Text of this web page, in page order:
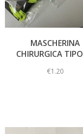
MASCHERINA
CHIRURGICA
€1.20